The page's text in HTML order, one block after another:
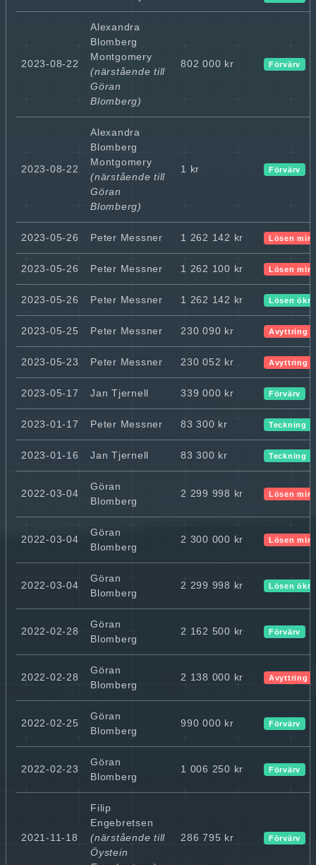
2023-08-22
Alexandra
Blomberg
Montgomery
(närstående till
Göran
Blomberg)
802 000 kr Förvärv
2023-08-22
Alexandra
Blomberg
Montgomery
(närstående till
Göran
Blomberg)
1 kr Förvärv
2023-05-26 Peter Messner 1 262 142 kr Lösen
2023-05-26 Peter Messner 1 262 100 kr Lösen
2023-05-26 Peter Messner 1 262 142 kr Lösen
2023-05-25 Peter Messner 230 090 kr Avyttring
2023-05-23 Peter Messner 230 052 kr Avyttring
2023-05-17 Jan Tjernell 339 000 kr Förvärv
2023-01-17 Peter Messner 83 300 kr Teckning
2023-01-16 Jan Tjernell 83 300 kr Teckning
2022-03-04
Göran
Blomberg
2 299 998 kr Lösen
2022-03-04
Göran
Blomberg
2 300 000 kr Lösen
2022-03-04
Göran
Blomberg
2 299 998 kr Lösen
2022-02-28
Göran
Blomberg
2 162 500 kr Förvärv
2022-02-28
Göran
Blomberg
2 138 000 kr Avyttring
2022-02-25
Göran
Blomberg
990 000 kr Förvärv
2022-02-23
Göran
Blomberg
1 006 250 kr Förvärv
2021-11-18
Filip
Engebretsen
(närstående till
Öystein
286 795 kr Förvärv